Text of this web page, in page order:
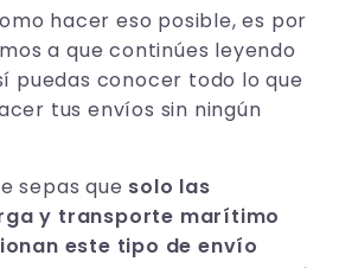
hacer eso posible, es por
a que continúes leyendo
puedas conocer todo lo que
tus envíos sin ningún
sepas que solo las
y transporte marítimo
este tipo de envío